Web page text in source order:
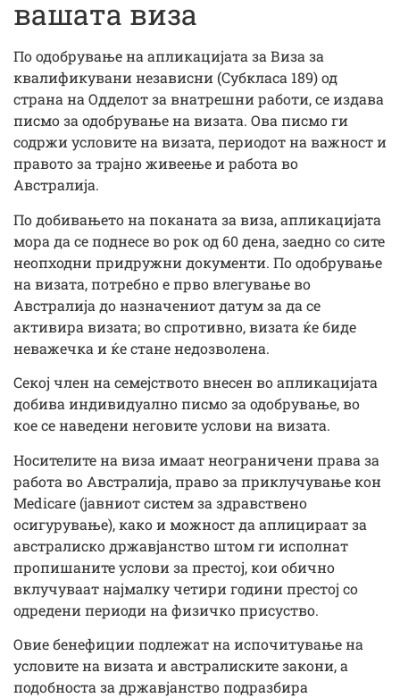
вашата виза
По одобрување на апликацијата за Виза за
квалификувани независни (Субкласа 189) од
страна на Одделот за внатрешни работи, се издава
писмо за одобрување на визата. Ова писмо ги
содржи условите на визата, периодот на важност и
правото за трајно живеење и работа во
Австралија.
По добивањето на поканата за виза, апликацијата
мора да се поднесе во рок од 60 дена, заедно со сите
неопходни придружни документи. По одобрување
на визата, потребно е прво влегување во
Австралија до назначениот датум за да се
активира визата; во спротивно, визата ќе биде
неважечка и ќе стане недозволена.
Секој член на семејството внесен во апликацијата
добива индивидуално писмо за одобрување, во
кое се наведени неговите услови на визата.
Носителите на виза имаат неограничени права за
работа во Австралија, право за приклучување кон
Medicare (јавниот систем за здравствено
осигурување), како и можност да аплицираат за
австралиско државјанство штом ги исполнат
пропишаните услови за престој, кои обично
вклучуваат најмалку четири години престој со
одредени периоди на физичко присуство.
Овие бенефиции подлежат на испочитување на
условите на визата и австралиските закони, а
подобноста за државјанство подразбира